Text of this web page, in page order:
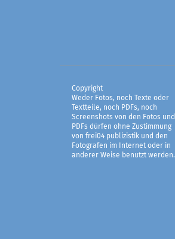
Copyright
Weder Fotos, noch Texte oder
Textteile, noch PDFs, noch
Screenshots von den Fotos und
PDFs dürfen ohne Zustimmung
von frei04 publizistik und den
Fotografen im Internet oder in
anderer Weise benutzt werden.